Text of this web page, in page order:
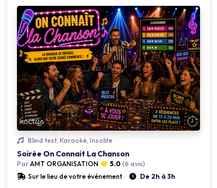
Loading...
Blind test, Karaoké, Insolite
Soirée On Connait La Chanson
ParAMT ORGANISATION 5.0 (6 avis)
Sur le lieu de votre événement
De 2h à 3h